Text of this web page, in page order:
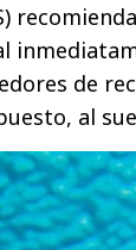
de
al